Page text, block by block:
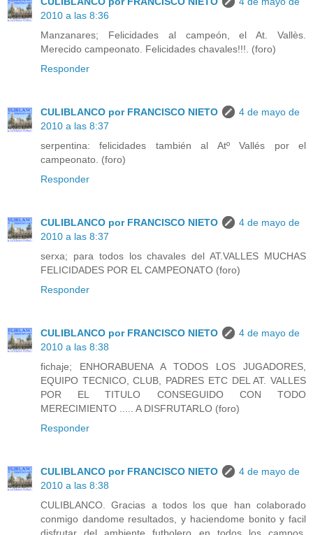
2010 a las 8:36
Manzanares; Felicidades al campeón, el At. Vallès.
Merecido campeonato. Felicidades chavales!!!. (foro)
Responder
CULIBLANCO por FRANCISCO NIETO
4 de mayo de
2010 a las 8:37
serpentina: felicidades también al Atº Vallés por el
campeonato. (foro)
Responder
CULIBLANCO por FRANCISCO NIETO
4 de mayo de
2010 a las 8:37
serxa; para todos los chavales del AT.VALLES MUCHAS
FELICIDADES POR EL CAMPEONATO (foro)
Responder
CULIBLANCO por FRANCISCO NIETO
4 de mayo de
2010 a las 8:38
fichaje; ENHORABUENA A TODOS LOS JUGADORES,
EQUIPO TECNICO, CLUB, PADRES ETC DEL AT. VALLES
POR EL TITULO CONSEGUIDO CON TODO
MERECIMIENTO ..... A DISFRUTARLO (foro)
Responder
CULIBLANCO por FRANCISCO NIETO
4 de mayo de
2010 a las 8:38
CULIBLANCO. Gracias a todos los que han colaborado
conmigo dandome resultados, y haciendome bonito y facil
disfrutar del ambiente futbolero en todos los campos,